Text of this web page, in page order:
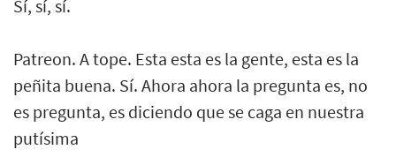
Sí, sí, sí.
Patreon. A tope. Esta esta es la gente, esta es la
peñita buena. Sí. Ahora ahora la pregunta es, no
es pregunta, es diciendo que se caga en nuestra
putísima